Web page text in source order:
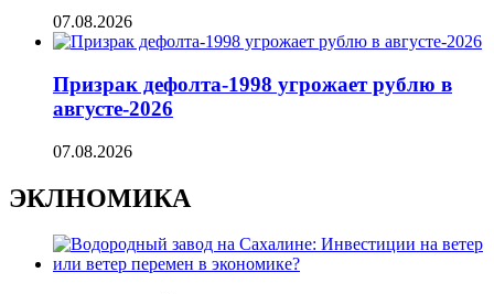
07.08.2026
Призрак дефолта-1998 угрожает рублю в
августе-2026
07.08.2026
ЭКЛНОМИКА